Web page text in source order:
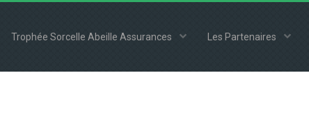
Trophée Sorcelle Abeille Assurances Les Partenaires